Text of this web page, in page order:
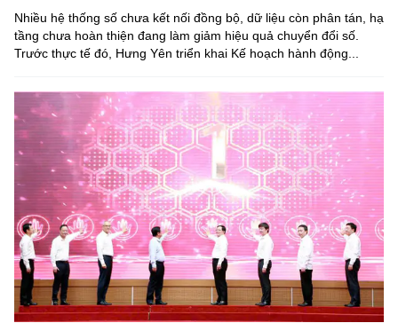
Nhiều hệ thống số chưa kết nối đồng bộ, dữ liệu còn phân tán, hạ
tầng chưa hoàn thiện đang làm giảm hiệu quả chuyển đổi số.
Trước thực tế đó, Hưng Yên triển khai Kế hoạch hành động...